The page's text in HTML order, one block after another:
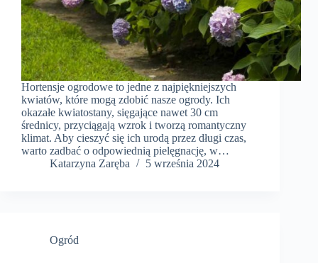
Hortensje ogrodowe to jedne z najpiękniejszych
kwiatów, które mogą zdobić nasze ogrody. Ich
okazałe kwiatostany, sięgające nawet 30 cm
średnicy, przyciągają wzrok i tworzą romantyczny
klimat. Aby cieszyć się ich urodą przez długi czas,
warto zadbać o odpowiednią pielęgnację, w…
Katarzyna Zaręba
5 września 2024
Ogród